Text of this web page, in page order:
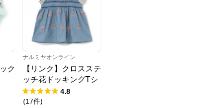
ク
ナルミヤオンライン
【リンク】クロスステ
ッチ花ドッキングTシ
ャツ
4.8
(17件)